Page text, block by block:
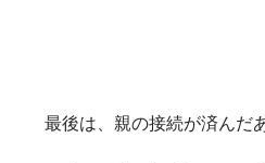
最後は、親の接続が済んだ